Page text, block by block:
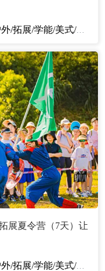
/拓展/学能/美式/英语
展夏令营（7天）让
/拓展/学能/美式/英语